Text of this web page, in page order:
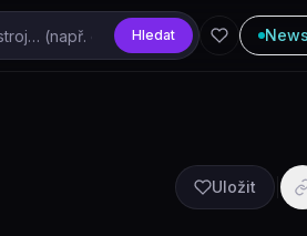
Hledat
Uložit